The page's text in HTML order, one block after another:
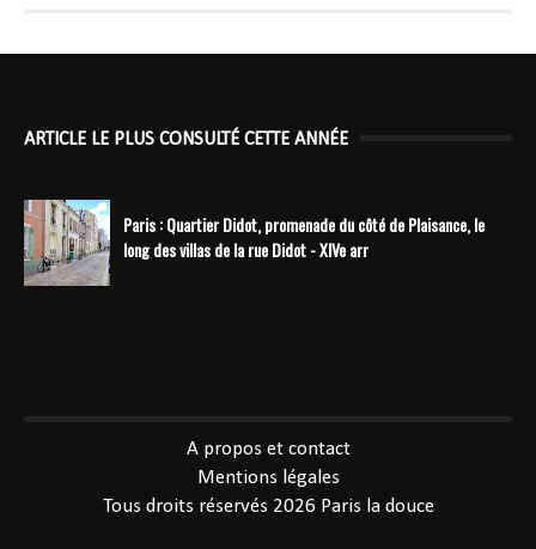
ARTICLE LE PLUS CONSULTÉ CETTE ANNÉE
Paris : Quartier Didot, promenade du côté de Plaisance, le
long des villas de la rue Didot - XIVe arr
A propos et contact
Mentions légales
Tous droits réservés 2026 Paris la douce